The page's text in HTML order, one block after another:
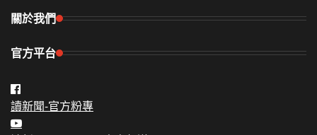
關於我們
官方平台
讀新聞-官方粉專